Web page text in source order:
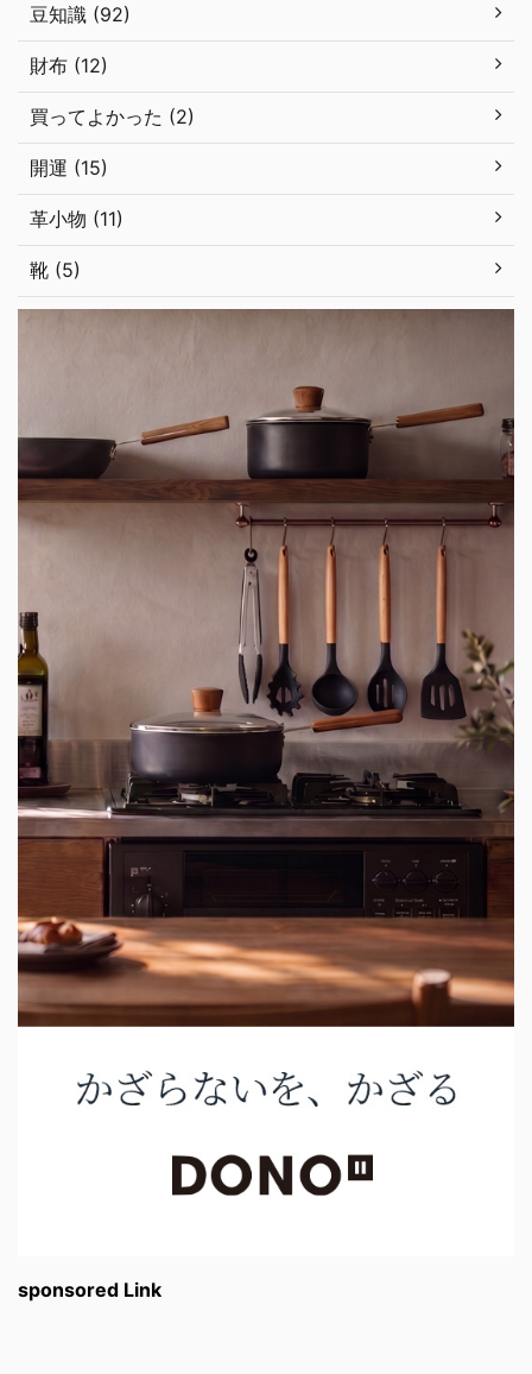
豆知識 (92)
財布 (12)
買ってよかった (2)
開運 (15)
革小物 (11)
靴 (5)
sponsored Link